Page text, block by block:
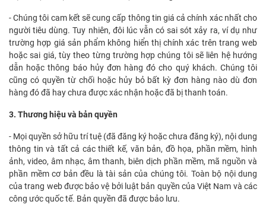
- Chúng tôi cam kết sẽ cung cấp thông tin giá cả chính xác nhất cho
người tiêu dùng. Tuy nhiên, đôi lúc vẫn có sai sót xảy ra, ví dụ như
trường hợp giá sản phẩm không hiển thị chính xác trên trang web
hoặc sai giá, tùy theo từng trường hợp chúng tôi sẽ liên hệ hướng
dẫn hoặc thông báo hủy đơn hàng đó cho quý khách. Chúng tôi
cũng có quyền từ chối hoặc hủy bỏ bất kỳ đơn hàng nào dù đơn
hàng đó đã hay chưa được xác nhận hoặc đã bị thanh toán.
3. Thương hiệu và bản quyền
- Mọi quyền sở hữu trí tuệ (đã đăng ký hoặc chưa đăng ký), nội dung
thông tin và tất cả các thiết kế, văn bản, đồ họa, phần mềm, hình
ảnh, video, âm nhạc, âm thanh, biên dịch phần mềm, mã nguồn và
phần mềm cơ bản đều là tài sản của chúng tôi. Toàn bộ nội dung
của trang web được bảo vệ bởi luật bản quyền của Việt Nam và các
công ước quốc tế. Bản quyền đã được bảo lưu.